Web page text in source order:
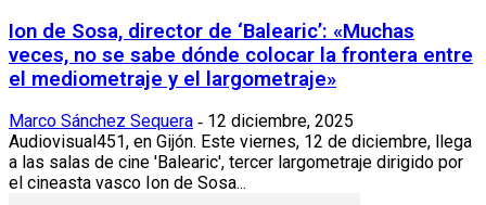
Ion de Sosa, director de ‘Balearic’: «Muchas
veces, no se sabe dónde colocar la frontera entre
el mediometraje y el largometraje»
Marco Sánchez Sequera - 12 diciembre, 2025
Audiovisual451, en Gijón. Este viernes, 12 de diciembre, llega
a las salas de cine 'Balearic', tercer largometraje dirigido por
el cineasta vasco Ion de Sosa...